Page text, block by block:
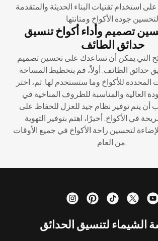
على استخدام تقنيات البناء الحديثة والمتقدمة
تصميم وأداء أكواخ تنسيق
حدائق الطائف
التي يمكن أن تساعدك على تحسين تصميم
حدائق الطائف. أولاً، قم بتخطيط المساحة
المحددة للأكواخ وما ستستخدم لها. ثم، اختر
العالية والمناسبة للظروف المناخية في
أن يتم توفير نظام جيد للعزل للحفاظ على
في الأكواخ. أخيرًا، اهتم بتوفير التهوية
لتحسين راحة الأكواخ في جميع الأوقات
من العام.
لتنسيق الحدائق